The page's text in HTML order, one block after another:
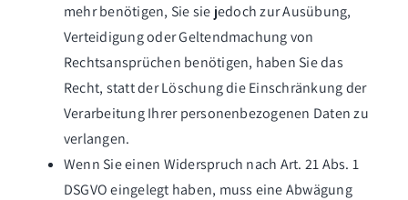
mehr benötigen, Sie sie jedoch zur Ausübung,
Verteidigung oder Geltendmachung von
Rechtsansprüchen benötigen, haben Sie das
Recht, statt der Löschung die Einschränkung der
Verarbeitung Ihrer personenbezogenen Daten zu
verlangen.
Wenn Sie einen Widerspruch nach Art. 21 Abs. 1
DSGVO eingelegt haben, muss eine Abwägung